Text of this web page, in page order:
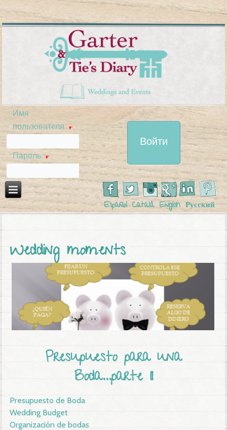
Имя
пользователя *
Пароль*
Español Català English Русский
Wedding moments
Presupuesto para una
Boda...parte II
Presupuesto de Boda
Wedding Budget
Organización de bodas